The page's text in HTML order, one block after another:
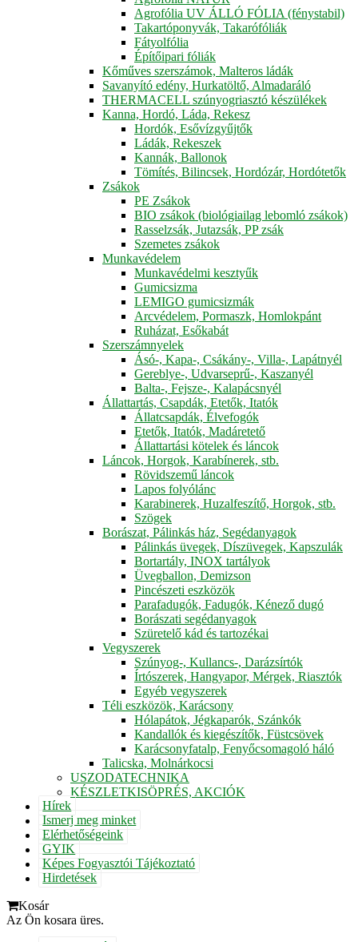
Agrofólia UV ÁLLÓ FÓLIA (fénystabil)
Takartóponyvák, Takarófóliák
Fátyolfólia
Építőipari fóliák
Kőműves szerszámok, Malteros ládák
Savanyító edény, Hurkatöltő, Almadaráló
THERMACELL szúnyogriasztó készülékek
Kanna, Hordó, Láda, Rekesz
Hordók, Esővízgyűjtők
Ládák, Rekeszek
Kannák, Ballonok
Tömítés, Bilincsek, Hordózár, Hordótetők
Zsákok
PE Zsákok
BIO zsákok (biológiailag lebomló zsákok)
Rasselzsák, Jutazsák, PP zsák
Szemetes zsákok
Munkavédelem
Munkavédelmi kesztyűk
Gumicsizma
LEMIGO gumicsizmák
Arcvédelem, Pormaszk, Homlokpánt
Ruházat, Esőkabát
Szerszámnyelek
Ásó-, Kapa-, Csákány-, Villa-, Lapátnyél
Gereblye-, Udvarseprű-, Kaszanyél
Balta-, Fejsze-, Kalapácsnyél
Állattartás, Csapdák, Etetők, Itatók
Állatcsapdák, Élvefogók
Etetők, Itatók, Madáretető
Állattartási kötelek és láncok
Láncok, Horgok, Karabínerek, stb.
Rövidszemű láncok
Lapos folyólánc
Karabinerek, Huzalfeszítő, Horgok, stb.
Szögek
Borászat, Pálinkás ház, Segédanyagok
Pálinkás üvegek, Díszüvegek, Kapszulák
Bortartály, INOX tartályok
Üvegballon, Demizson
Pincészeti eszközök
Parafadugók, Fadugók, Kénező dugó
Borászati segédanyagok
Szüretelő kád és tartozékai
Vegyszerek
Szúnyog-, Kullancs-, Darázsírtók
Írtószerek, Hangyapor, Mérgek, Riasztók
Egyéb vegyszerek
Téli eszközök, Karácsony
Hólapátok, Jégkaparók, Szánkók
Kandallók és kiegészítők, Füstcsövek
Karácsonyfatalp, Fenyőcsomagoló háló
Talicska, Molnárkocsi
USZODATECHNIKA
KÉSZLETKISÖPRÉS, AKCIÓK
Hírek
Ismerj meg minket
Elérhetőségeink
GYIK
Képes Fogyasztói Tájékoztató
Hirdetések
Kosár
Az Ön kosara üres.